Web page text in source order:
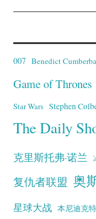
007 Benedict
Game of Thrones
Star Wars Stephen
The Daily
克里斯托弗·诺兰
复仇者联盟 奥
星球大战 本尼迪克